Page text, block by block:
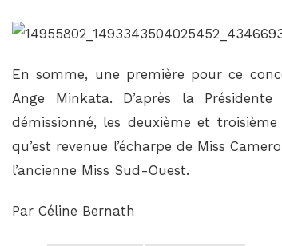
En somme, une première pour ce
Ange Minkata. D’après la
démissionné, les deuxième et
qu’est revenue l’écharpe de Miss
l’ancienne Miss Sud-Ouest.
Par Céline Bernath